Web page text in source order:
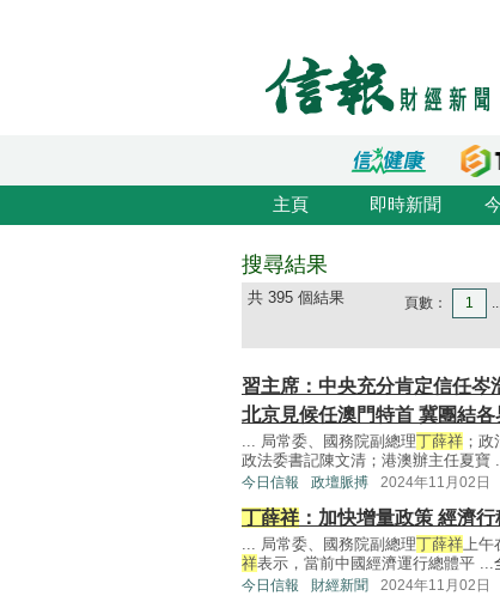
主頁 即時新聞
搜尋結果
共 395 個結果 頁數： 1
習主席：中央充分肯定信任岑
北京見候任澳門特首 冀團結
... 局常委、國務院副總理丁薛祥 ；
政法委書記陳文清；港澳辦主任夏寶
今日信報 政壇脈搏 2024年11月02日
丁薛祥：加快增量政策 經濟行
... 局常委、國務院副總理丁薛祥上午
祥表示，當前中國經濟運行總體平 ...
今日信報 財經新聞 2024年11月02日